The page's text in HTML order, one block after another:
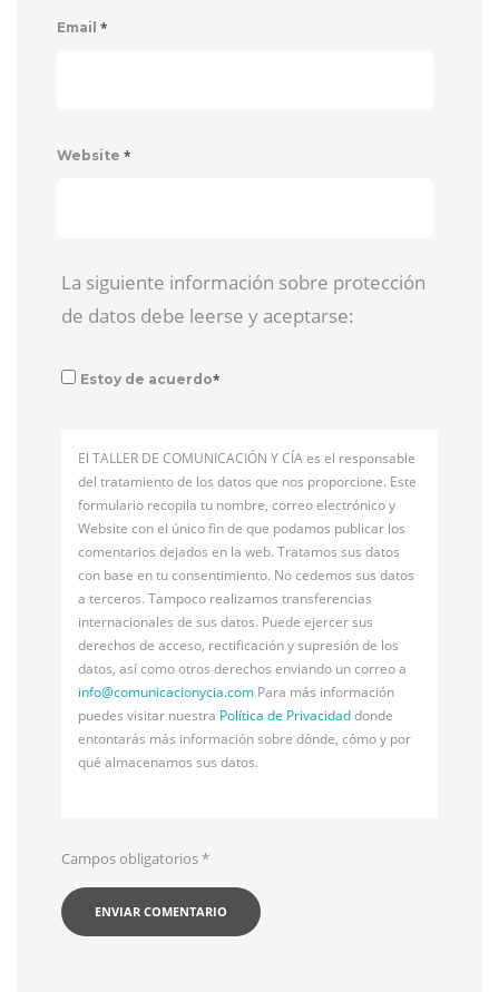
Email *
Website *
La siguiente información sobre protección
de datos debe leerse y aceptarse:
Estoy de acuerdo*
El TALLER DE COMUNICACIÓN Y CÍA es el responsable
del tratamiento de los datos que nos proporcione. Este
formulario recopila tu nombre, correo electrónico y
Website con el único fin de que podamos publicar los
comentarios dejados en la web. Tratamos sus datos
con base en tu consentimiento. No cedemos sus datos
a terceros. Tampoco realizamos transferencias
internacionales de sus datos. Puede ejercer sus
derechos de acceso, rectificación y supresión de los
datos, así como otros derechos enviando un correo a
info@comunicacionycia.com Para más información
puedes visitar nuestra Política de Privacidaddonde
entontarás más información sobre dónde, cómo y por
qué almacenamos sus datos.
Campos obligatorios*